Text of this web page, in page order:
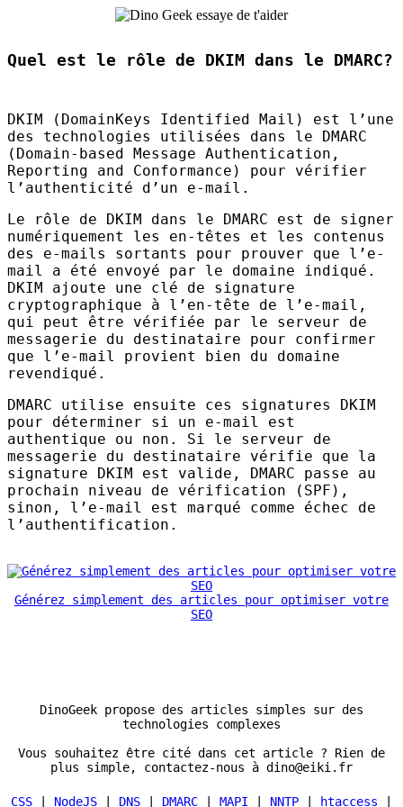
Quel est le rôle de DKIM dans le DMARC?
DKIM (DomainKeys Identified Mail) est l’une
des technologies utilisées dans le DMARC
(Domain-based Message Authentication,
Reporting and Conformance) pour vérifier
l’authenticité d’un e-mail.
Le rôle de DKIM dans le DMARC est de signer
numériquement les en-têtes et les contenus
des e-mails sortants pour prouver que l’e-
mail a été envoyé par le domaine indiqué.
DKIM ajoute une clé de signature
cryptographique à l’en-tête de l’e-mail,
qui peut être vérifiée par le serveur de
messagerie du destinataire pour confirmer
que l’e-mail provient bien du domaine
revendiqué.
DMARC utilise ensuite ces signatures DKIM
pour déterminer si un e-mail est
authentique ou non. Si le serveur de
messagerie du destinataire vérifie que la
signature DKIM est valide, DMARC passe au
prochain niveau de vérification ( SPF ),
sinon, l’e-mail est marqué comme échec de
l’authentification.
Générez simplement des articles pour optimiser votre
SEO
DinoGeek propose des articles simples sur des
technologies complexes
Vous souhaitez être cité dans cet article ? Rien de
plus simple, contactez-nous à dino@eiki.fr
CSS NodeJS DNS DMARC MAPI NNTP htaccess